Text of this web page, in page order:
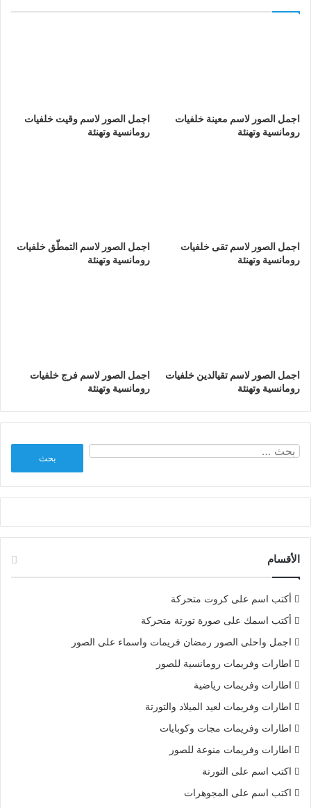
اجمل الصور لاسم معينة خلفيات
رومانسية وتهنئة
اجمل الصور لاسم وقيت خلفيات
رومانسية وتهنئة
اجمل الصور لاسم تقى خلفيات
رومانسية وتهنئة
اجمل الصور لاسم التمطّق خلفيات
رومانسية وتهنئة
اجمل الصور لاسم تقيالدين خلفيات
رومانسية وتهنئة
اجمل الصور لاسم فرج خلفيات
رومانسية وتهنئة
الأقسام
أكتب اسم على كروت متحركة
أكتب اسمك على صورة تورتة متحركة
اجمل واحلى الصور رمضان فريمات واسماء على الصور
اطارات وفريمات رومانسية للصور
اطارات وفريمات رياضية
اطارات وفريمات لعيد الميلاد والتورتة
اطارات وفريمات مجات وكوبايات
اطارات وفريمات منوعة للصور
اكتب اسم على التورتة
اكتب اسم على المجوهرات